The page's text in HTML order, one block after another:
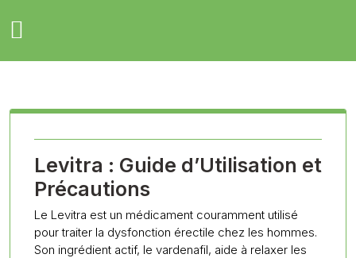
Levitra : Guide d’Utilisation et
Précautions
Le Levitra est un médicament couramment utilisé
pour traiter la dysfonction érectile chez les hommes.
Son ingrédient actif, le vardenafil, aide à relaxer les